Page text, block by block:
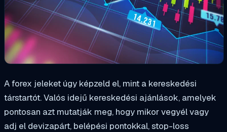
A forex jeleket úgy képzeld el, mint a kereskedési
társtartót. Valós idejű kereskedési ajánlások, amelyek
pontosan azt mutatják meg, hogy mikor vegyél vagy
adj el devizapárt, belépési pontokkal, stop-loss